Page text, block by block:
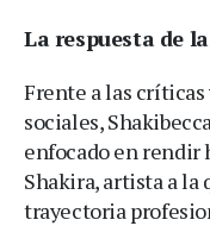
La respuesta de
Frente a las
sociales,
enfocado en rendir
Shakira, artista a la
trayectoria